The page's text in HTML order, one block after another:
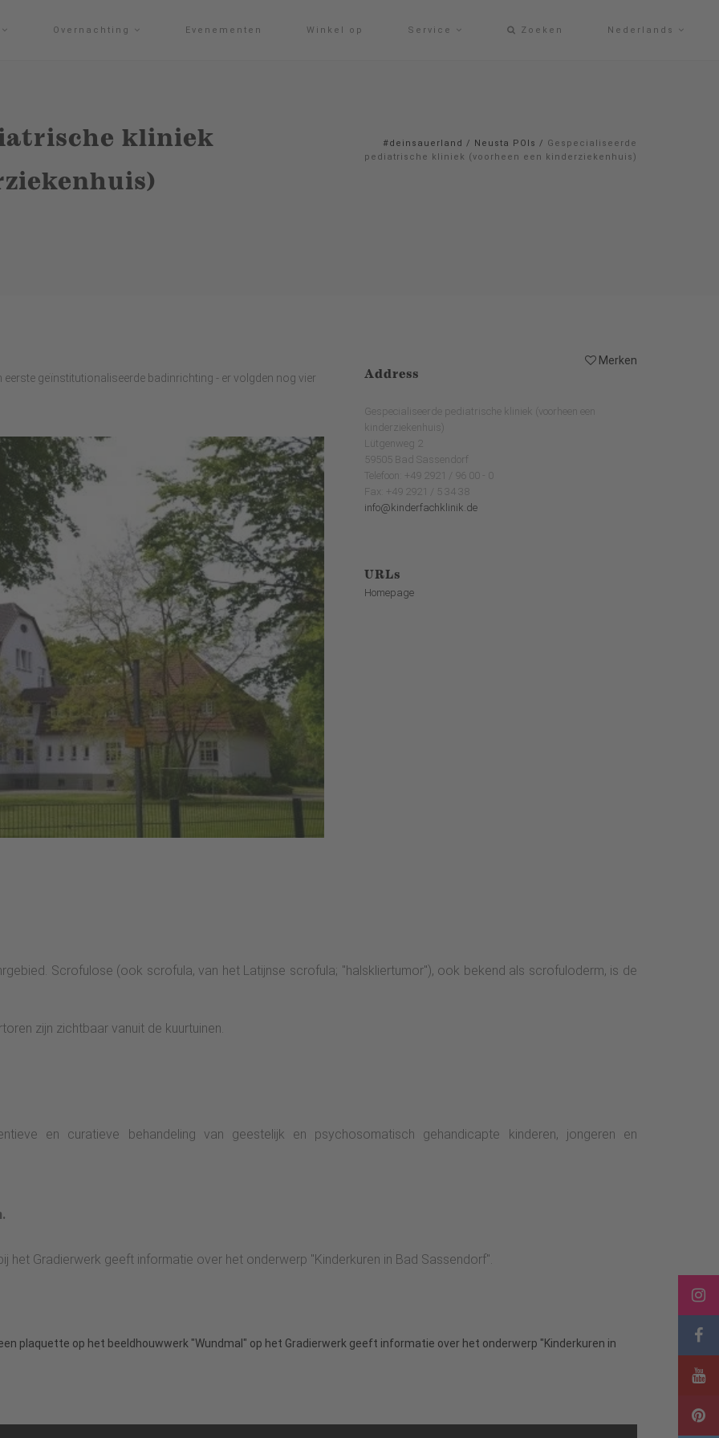
Overnachting Evenementen Winkel op Service Zoeken Nederlands
kliniek
#deinsauerland / Neusta POIs / Gespecialiseerde
pediatrische kliniek (voorheen een kinderziekenhuis)
Merken
geïnstitutionaliseerde badinrichting - er volgden nog vier
Address
Gespecialiseerde pediatrische kliniek (voorheen een
kinderziekenhuis)
Lütgenweg 2
59505 Bad Sassendorf
Telefoon: +49 2921 / 96 00 - 0
Fax: +49 2921 / 5 34 38
info@kinderfachklinik.de
URLs
Homepage
Scrofulose (ook scrofula, van het Latijnse scrofula; "halskliertumor"), ook bekend als scrofuloderm, is de
zijn zichtbaar vanuit de kuurtuinen.
en curatieve behandeling van geestelijk en psychosomatisch gehandicapte kinderen, jongeren en
het Gradierwerk geeft informatie over het onderwerp "Kinderkuren in Bad Sassendorf".
plaquette op het beeldhouwwerk "Wundmal" op het Gradierwerk geeft informatie over het onderwerp "Kinderkuren in